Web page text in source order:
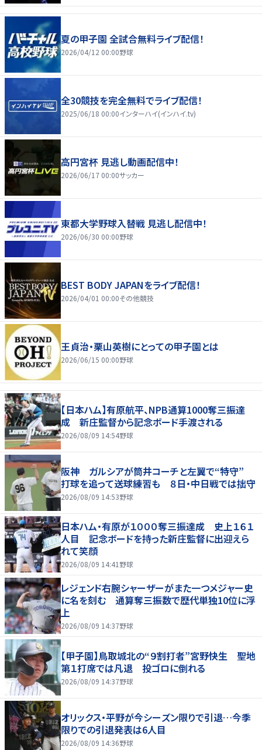
夏の甲子園 全試合無料ライブ配信！
2026/04/12 00:00野球
全30競技を完全無料でライブ配信！
2025/06/18 00:00インターハイ(インハイ.tv)
高円宮杯 見逃し動画配信中！
2026/06/17 00:00サッカー
東都大学野球入替戦 見逃し配信中！
2026/06/30 00:00野球
BEST BODY JAPANをライブ配信！
2026/04/01 00:00その他競技
王貞治・栗山英樹にとっての甲子園とは
2026/06/15 00:00野球
【日本ハム】有原航平、NPB通算1000奪三振達
成 新庄監督から記念ボード手渡される
2026/08/09 14:54野球
阪神 ガルシアが筒井コーチと左翼で“特守”
打球を追って送球練習も ８日・中日戦では拙守
2026/08/09 14:53野球
日本ハム・有原が１０００奪三振達成 史上１６１
人目 記念ボードを持った新庄監督に出迎えら
れて笑顔
2026/08/09 14:41 野球
レジェンド右腕シャーザーがまた一つメジャー史
に名を刻む 通算奪三振数で歴代単独10位に浮
上
2026/08/09 14:37野球
【甲子園】鳥取城北の“９割打者”宮野快生 聖地
第１打席では凡退 投ゴロに倒れる
2026/08/09 14:37野球
オリックス・平野が今シーズン限りで引退…今季
限りでの引退発表は6人目
2026/08/09 14:36野球